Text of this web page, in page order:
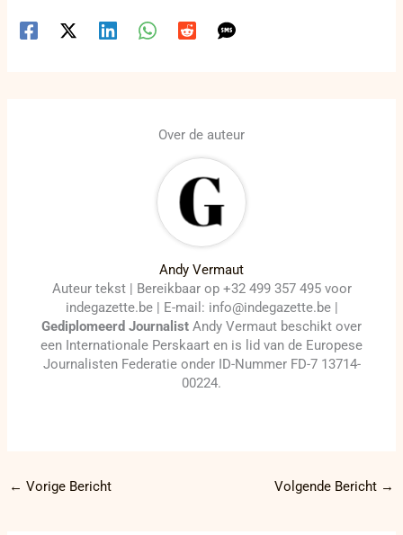
Over de auteur
Andy Vermaut
Auteur tekst | Bereikbaar op +32 499 357 495 voor
indegazette.be | E-mail: info@indegazette.be |
Gediplomeerd Journalist Andy Vermaut beschikt over
een Internationale Perskaart en is lid van de Europese
Journalisten Federatie onder ID-Nummer FD-7 13714-
00224.
← Vorige Bericht Volgende Bericht →